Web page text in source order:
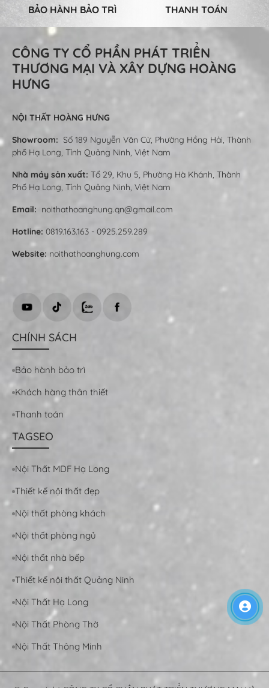
BẢO HÀNH BẢO TRÌ THANH TOÁN
CÔNG TY CỔ PHẦN PHÁT TRIỂN
THƯƠNG MẠI VÀ XÂY DỰNG HOÀNG
HƯNG
NỘI THẤT HOÀNG HƯNG
Showroom: Số 189 Nguyễn Văn Cừ, Phường Hồng Hải, Thành
phố Hạ Long, Tỉnh Quảng Ninh, Việt Nam
Nhà máy sản xuất: Tổ 29, Khu 5, Phường Hà Khánh, Thành
Phố Hạ Long, Tỉnh Quảng Ninh, Việt Nam
Email: noithathoanghung.qn@gmail.com
Hotline: 0819.163.163 - 0925.259.289
Website: noithathoanghung.com
CHÍNH SÁCH
Bảo hành bảo trì
Khách hàng thân thiết
Thanh toán
TAGSEO
Nội Thất MDF Hạ Long
Thiết kế nội thất đẹp
Nội thất phòng khách
Nội thất phòng ngủ
Nội thất nhà bếp
Thiết kế nội thất Quảng Ninh
Nội Thất Hạ Long
Nội Thất Phòng Thờ
Nội Thất Thông Minh